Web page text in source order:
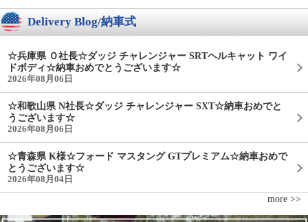
Delivery Blog/納車式
☆兵庫県 Ｏ社長☆ダッジ チャレンジャー SRTヘルキャット ワイ
ドボディ☆納車おめでとうございます☆
2026年08月06日
☆和歌山県 N社長☆ダッジ チャレンジャー SXT☆納車おめでと
うございます☆
2026年08月06日
☆青森県 K様☆フォード マスタング GTプレミアム☆納車おめで
とうございます☆
2026年08月04日
more >>